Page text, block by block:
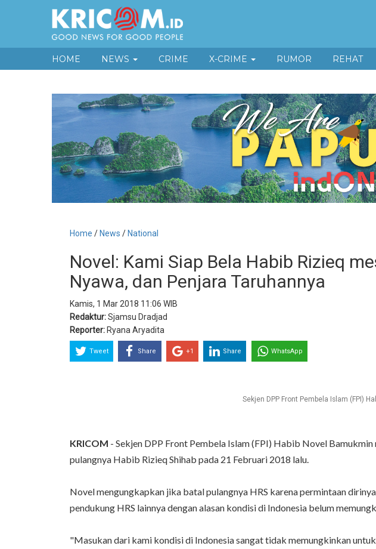
HOME NEWS CRIME X-CRIME RUMOR REHAT
Home / News / National
Novel: Kami Siap Bela Habib Rizieq
Nyawa, dan Penjara Taruhannya
Kamis, 1 Mar 2018 11:06 WIB
Redaktur:Sjamsu Dradjad
Reporter: Ryana Aryadita
Tweet Share +1 Share WhatsApp
Sekjen DPP Front Pembela Islam (FPI)
KRICOM - Sekjen DPP Front Pembela Islam (FPI) Habib Novel Bamukmin
pulangnya Habib Rizieq Shihab pada 21 Februari 2018 lalu.
Novel mengungkapkan jika batal pulangnya HRS karena permintaan
pendukung HRS lainnya dengan alasan kondisi di Indonesia belum
"Masukan dari kami kondisi di Indonesia sangat tidak memungkinkan